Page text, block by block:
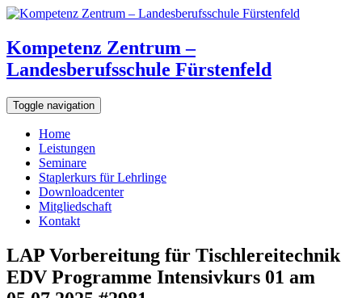
Kompetenz Zentrum –
Landesberufsschule Fürstenfeld
Toggle navigation
Home
Leistungen
Seminare
Staplerkurs für Lehrlinge
Downloadcenter
Mitgliedschaft
Kontakt
LAP Vorbereitung für Tischlereitechnik
EDV Programme Intensivkurs 01 am